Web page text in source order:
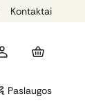
Kontaktai
Paslaugos